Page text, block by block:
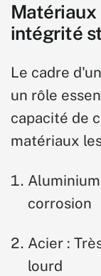
intégrité
Le cadre
un rôle
capacité de
matériaux
corrosion
Acier :
lourd